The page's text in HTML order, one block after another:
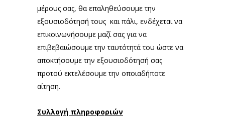
μέρους σας, θα επαληθεύσουμε την
εξουσιοδότησή τους και πάλι, ενδέχεται να
επικοινωνήσουμε μαζί σας για να
επιβεβαιώσουμε την ταυτότητά του ώστε να
αποκτήσουμε την εξουσιοδότησή σας
προτού εκτελέσουμε την οποιαδήποτε
αίτηση.
Συλλογή πληροφοριών